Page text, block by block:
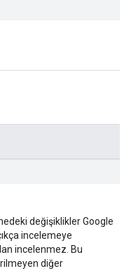
değişiklikler Google
incelemeye
incelenmez. Bu
diğer